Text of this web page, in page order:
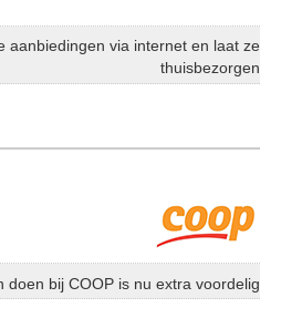
aanbiedingen via internet en laat ze
thuisbezorgen
doen bij COOP is nu extra voordelig